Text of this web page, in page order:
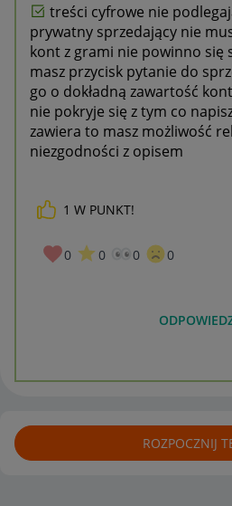
treści cyfrowe nie
prywatny sprzedający nie
kont z grami nie powinno się
masz przycisk pytanie do
go o dokładną zawartość
nie pokryje się z tym co
zawiera to masz możliwość
niezgodności z opisem
1 W PUNKT!
0 0 0 0
ROZPOCZNIJ